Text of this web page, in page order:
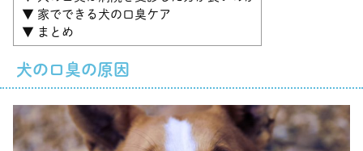
▼ 家でできる犬の口臭ケア
▼ まとめ
犬の口臭の原因